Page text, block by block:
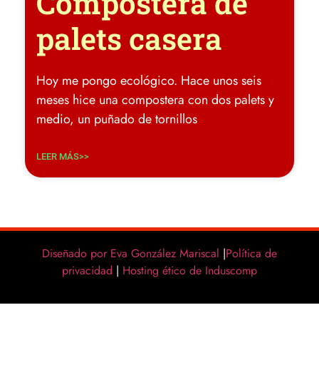
palets casera
Hoy me pongo ecológico. Hace unos seis
meses hice una compostera con dos palets y
medio, un puñado de tornillos
LEER MÁS>>
Diseñado por Eva González Mariscal |Política de
privacidad | Hosting ético de Induscomp